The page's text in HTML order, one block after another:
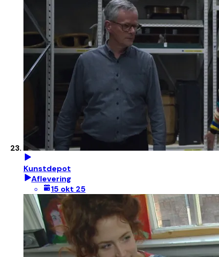
Kunstdepot
Aflevering
15 okt 25